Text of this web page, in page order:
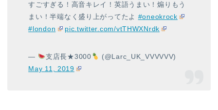
すごすぎる！高音キレイ！英語うまい！煽りもう
まい！半端なく盛り上がってたよ #oneokrock
#london
pic.twitter.com/vtTHWXNrdk
— 支店長★3000
(@Larc_UK_VVVVVV)
May 11, 2019